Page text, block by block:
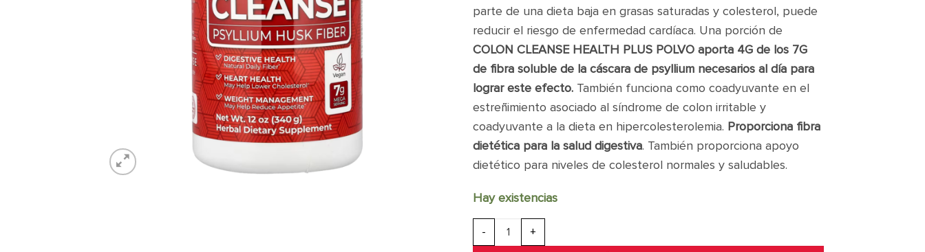
parte de una dieta baja en grasas saturadas y colesterol, puede
reducir el riesgo de enfermedad cardíaca. Una porción de
COLON CLEANSE HEALTH PLUS POLVO aporta 4G de los 7G
de fibra soluble de la cáscara de psyllium necesarios al día para
lograr este efecto. También funciona como coadyuvante en el
estreñimiento asociado al síndrome de colon irritable y
coadyuvante a la dieta en hipercolesterolemia. Proporciona fibra
dietética para la salud digestiva. También proporciona apoyo
dietético para niveles de colesterol normales y saludables.
Hay existencias
HEALTH PLUS COLON CLEANSE 12 OZ cantidad